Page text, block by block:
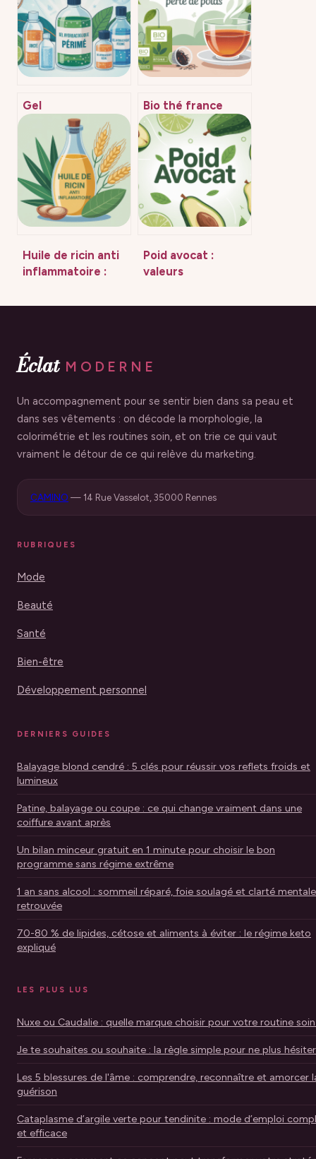
Gel
hydroalcoolique
périmé : risques,
efficacité et bons
réflexes
Bio thé france
perte de poids :
comment bien
choisir et
consommer ?
Huile de ricin anti
inflammatoire :
et précautions
Poid avocat :
valeurs
bienfaits et
Éclat MODERNE
Un accompagnement pour se sentir bien dans sa peau et
dans ses vêtements : on décode la morphologie, la
colorimétrie et les routines soin, et on trie ce qui vaut
vraiment le détour de ce qui relève du marketing.
CAMINO —14 Rue Vasselot, 35000 Rennes
RUBRIQUES
Mode
Beauté
Santé
Bien-être
Développement personnel
DERNIERS GUIDES
Balayage blond cendré : 5 clés pour réussir vos reflets froids et
lumineux
Patine, balayage ou coupe : ce qui change vraiment dans une
coiffure avant après
Un bilan minceur gratuit en 1 minute pour choisir le bon
programme sans régime extrême
1 an sans alcool : sommeil réparé, foie soulagé et clarté mentale
retrouvée
70-80 % de lipides, cétose et aliments à éviter : le régime keto
expliqué
LES PLUS LUS
Nuxe ou Caudalie : quelle marque choisir pour votre routine
Je te souhaites ou souhaite : la règle simple pour ne plus hésiter
Les 5 blessures de l'âme : comprendre, reconnaître et amorcer
guérison
Cataplasme d’argile verte pour tendinite : mode d’emploi
et efficace